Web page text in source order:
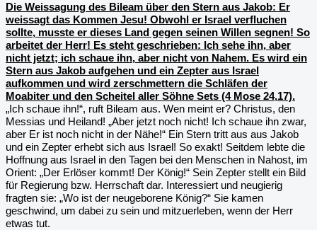
Die Weissagung des Bileam über den Stern aus Jakob: Er
weissagt das Kommen Jesu! Obwohl er Israel verfluchen
sollte, musste er dieses Land gegen seinen Willen segnen! So
arbeitet der Herr! Es steht geschrieben: Ich sehe ihn, aber
nicht jetzt; ich schaue ihn, aber nicht von Nahem. Es wird ein
Stern aus Jakob aufgehen und ein Zepter aus Israel
aufkommen und wird zerschmettern die Schläfen der
Moabiter und den Scheitel aller Söhne Sets (4 Mose 24,17).
„Ich schaue ihn!“, ruft Bileam aus. Wen meint er? Christus, den
Messias und Heiland! „Aber jetzt noch nicht! Ich schaue ihn zwar,
aber Er ist noch nicht in der Nähe!“ Ein Stern tritt aus aus Jakob
und ein Zepter erhebt sich aus Israel! So exakt! Seitdem lebte die
Hoffnung aus Israel in den Tagen bei den Menschen in Nahost, im
Orient: „Der Erlöser kommt! Der König!“ Sein Zepter stellt ein Bild
für Regierung bzw. Herrschaft dar. Interessiert und neugierig
fragten sie: „Wo ist der neugeborene König?“ Sie kamen
geschwind, um dabei zu sein und mitzuerleben, wenn der Herr
etwas tut.